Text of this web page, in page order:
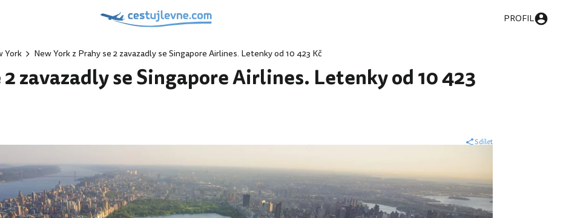
PROFIL
York New York z Prahy se 2 zavazadly se Singapore Airlines. Letenky od 10 423 Kč
zavazadly se Singapore Airlines. Letenky od 10 423
Sdílet